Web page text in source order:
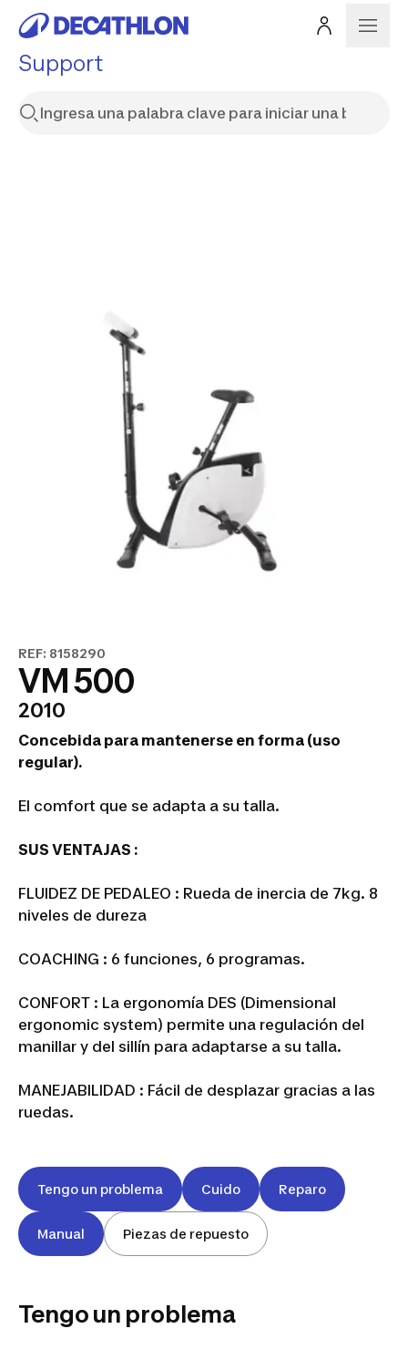
Support
REF: 8158290
VM 500
2010
Concebida para mantenerse en forma (uso
regular).
El comfort que se adapta a su talla.
SUS VENTAJAS :
FLUIDEZ DE PEDALEO : Rueda de inercia de 7kg. 8
niveles de dureza
COACHING : 6 funciones, 6 programas.
CONFORT : La ergonomía DES (Dimensional
ergonomic system) permite una regulación del
manillar y del sillín para adaptarse a su talla.
MANEJABILIDAD : Fácil de desplazar gracias a las
ruedas.
Tengo un problema Cuido Reparo
Manual Piezas de repuesto
Tengo un problema